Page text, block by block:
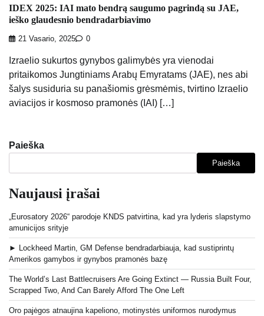
IDEX 2025: IAI mato bendrą saugumo pagrindą su JAE,
ieško glaudesnio bendradarbiavimo
21 Vasario, 2025 0
Izraelio sukurtos gynybos galimybės yra vienodai
pritaikomos Jungtiniams Arabų Emyratams (JAE), nes abi
šalys susiduria su panašiomis grėsmėmis, tvirtino Izraelio
aviacijos ir kosmoso pramonės (IAI) […]
Paieška
Paieška
Naujausi įrašai
„Eurosatory 2026“ parodoje KNDS patvirtina, kad yra lyderis slapstymo
amunicijos srityje
► Lockheed Martin, GM Defense bendradarbiauja, kad sustiprintų
Amerikos gamybos ir gynybos pramonės bazę
The World’s Last Battlecruisers Are Going Extinct — Russia Built Four,
Scrapped Two, And Can Barely Afford The One Left
Oro pajėgos atnaujina kapeliono, motinystės uniformos nurodymus